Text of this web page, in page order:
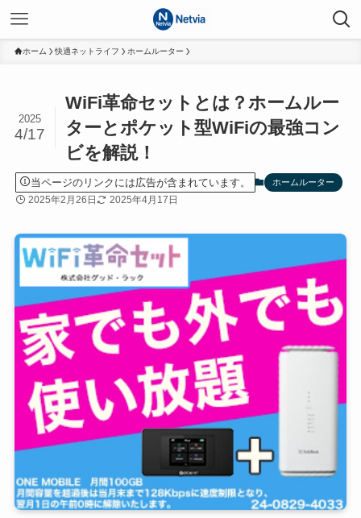
ホーム 快適ネットライフ ホームルーター
WiFi革命セットとは？ホームルー
ターとポケット型WiFiの最強コン
ビを解説！
2025
4/17
当ページのリンクには広告が含まれています。 ホームルーター
2025年2月26日 2025年4月17日